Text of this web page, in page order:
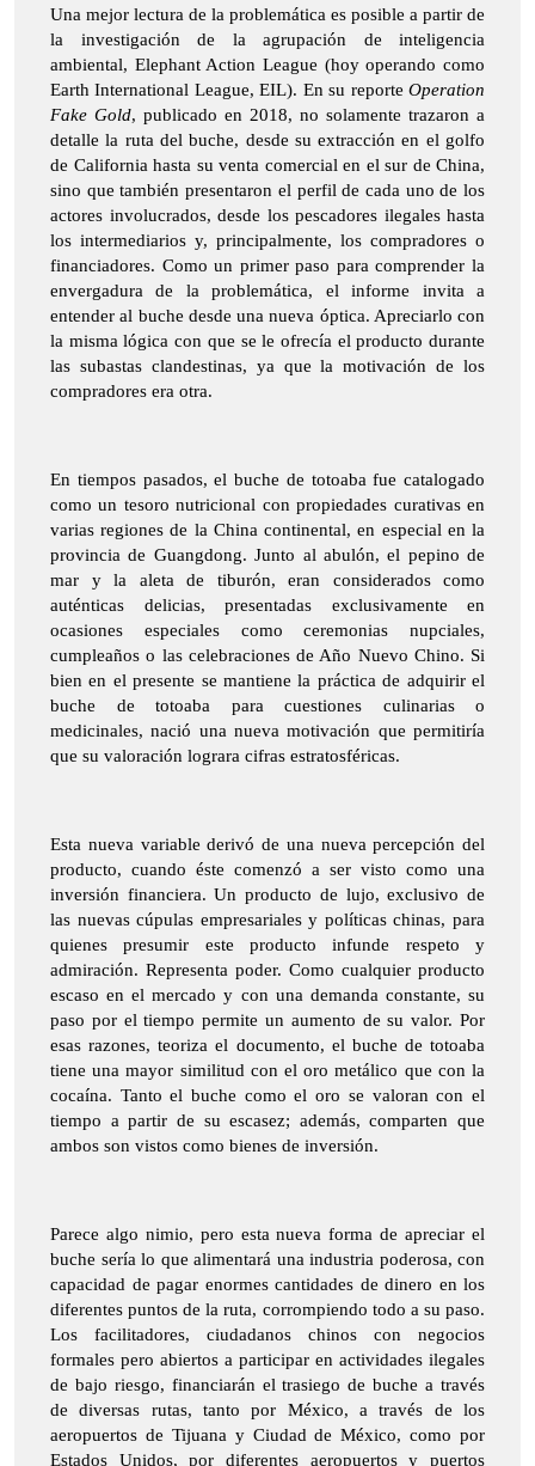
Una mejor lectura de la problemática es posible a partir de
la investigación de la agrupación de inteligencia
ambiental, Elephant Action League (hoy operando como
Earth International League, EIL). En su reporte Operation
Fake Gold, publicado en 2018, no solamente trazaron a
detalle la ruta del buche, desde su extracción en el golfo
de California hasta su venta comercial en el sur de China,
sino que también presentaron el perfil de cada uno de los
actores involucrados, desde los pescadores ilegales hasta
los intermediarios y, principalmente, los compradores o
financiadores. Como un primer paso para comprender la
envergadura de la problemática, el informe invita a
entender al buche desde una nueva óptica. Apreciarlo con
la misma lógica con que se le ofrecía el producto durante
las subastas clandestinas, ya que la motivación de los
compradores era otra.
En tiempos pasados, el buche de totoaba fue catalogado
como un tesoro nutricional con propiedades curativas en
varias regiones de la China continental, en especial en la
provincia de Guangdong. Junto al abulón, el pepino de
mar y la aleta de tiburón, eran considerados como
auténticas delicias, presentadas exclusivamente en
ocasiones especiales como ceremonias nupciales,
cumpleaños o las celebraciones de Año Nuevo Chino. Si
bien en el presente se mantiene la práctica de adquirir el
buche de totoaba para cuestiones culinarias o
medicinales, nació una nueva motivación que permitiría
que su valoración lograra cifras estratosféricas.
Esta nueva variable derivó de una nueva percepción del
producto, cuando éste comenzó a ser visto como una
inversión financiera. Un producto de lujo, exclusivo de
las nuevas cúpulas empresariales y políticas chinas, para
quienes presumir este producto infunde respeto y
admiración. Representa poder. Como cualquier producto
escaso en el mercado y con una demanda constante, su
paso por el tiempo permite un aumento de su valor. Por
esas razones, teoriza el documento, el buche de totoaba
tiene una mayor similitud con el oro metálico que con la
cocaína. Tanto el buche como el oro se valoran con el
tiempo a partir de su escasez; además, comparten que
ambos son vistos como bienes de inversión.
Parece algo nimio, pero esta nueva forma de apreciar el
buche sería lo que alimentará una industria poderosa, con
capacidad de pagar enormes cantidades de dinero en los
diferentes puntos de la ruta, corrompiendo todo a su paso.
Los facilitadores, ciudadanos chinos con negocios
formales pero abiertos a participar en actividades ilegales
de bajo riesgo, financiarán el trasiego de buche a través
de diversas rutas, tanto por México, a través de los
aeropuertos de Tijuana y Ciudad de México, como por
Estados Unidos, por diferentes aeropuertos y puertos